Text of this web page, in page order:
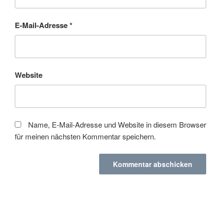
E-Mail-Adresse*
Website
Name, E-Mail-Adresse und Website in diesem Browser
für meinen nächsten Kommentar speichern.